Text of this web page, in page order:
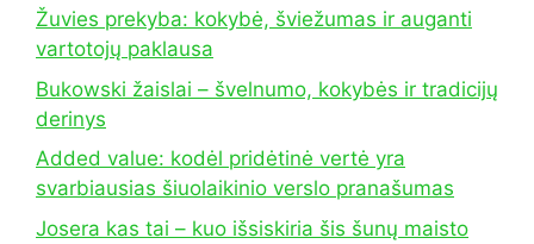
Žuvies prekyba: kokybė, šviežumas ir auganti
vartotojų paklausa
Bukowski žaislai – švelnumo, kokybės ir tradicijų
derinys
Added value: kodėl pridėtinė vertė yra
svarbiausias šiuolaikinio verslo pranašumas
Josera kas tai – kuo išsiskiria šis šunų maisto